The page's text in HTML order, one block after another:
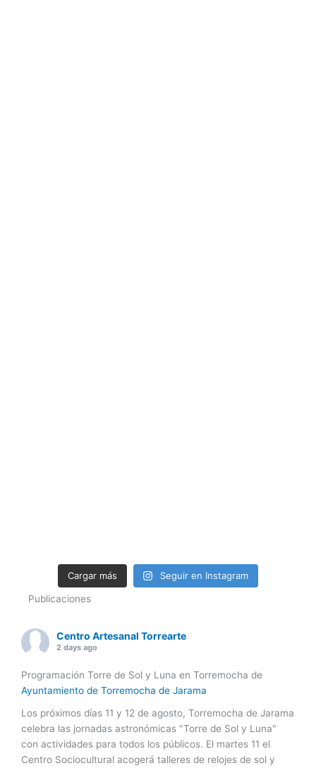
Cargar más Seguir en Instagram
Publicaciones
Centro Artesanal Torrearte
2 days ago
Programación Torre de Sol y Luna en Torremocha de
Ayuntamiento de Torremocha de Jarama
Los próximos días 11 y 12 de agosto, Torremocha de Jarama
celebra las jornadas astronómicas "Torre de Sol y Luna"
con actividades para todos los públicos. El martes 11 el
Centro Sociocultural acogerá talleres de relojes de sol y